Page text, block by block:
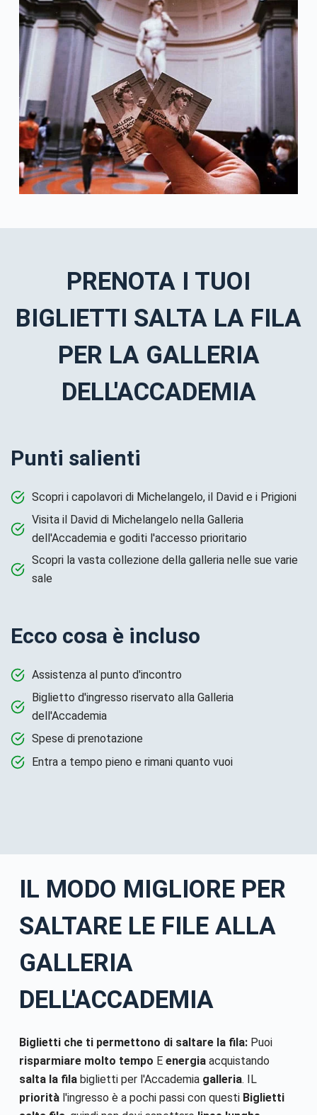
PRENOTA I TUOI
BIGLIETTI SALTA LA FILA
PER LA GALLERIA
DELL'ACCADEMIA
Punti salienti
Scopri i capolavori di Michelangelo, il David e i Prigioni
Visita il David di Michelangelo nella Galleria
dell'Accademia e goditi l'accesso prioritario
Scopri la vasta collezione della galleria nelle sue varie
sale
Ecco cosa è incluso
Assistenza al punto d'incontro
Biglietto d'ingresso riservato alla Galleria
dell'Accademia
Spese di prenotazione
Entra a tempo pieno e rimani quanto vuoi
IL MODO MIGLIORE PER
SALTARE LE FILE ALLA
GALLERIA
DELL'ACCADEMIA
Biglietti che ti permettono di saltare la fila:Puoi
risparmiare molto tempo E energiaacquistando
salta la filabiglietti per l'Accademiagalleria. IL
prioritàl'ingresso è a pochi passi con questi Biglietti